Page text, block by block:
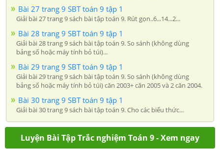
Bài 27 trang 9 SBT toán 9 tập 1
Giải bài 27 trang 9 sách bài tập toán 9. Rút gọn..6...14...2...
Bài 28 trang 9 SBT toán 9 tập 1
Giải bài 28 trang 9 sách bài tập toán 9. So sánh (không dùng
bảng số hoặc máy tính bỏ túi)...
Bài 29 trang 9 SBT toán 9 tập 1
Giải bài 29 trang 9 sách bài tập toán 9. So sánh (không dùng
bảng số hoặc máy tính bỏ túi) căn 2003+ căn 2005 và 2 căn 2004.
Bài 30 trang 9 SBT toán 9 tập 1
Giải bài 30 trang 9 sách bài tập toán 9. Cho các biểu thức...
Luyện Bài Tập Trắc nghiệm Toán 9 - Xem ngay